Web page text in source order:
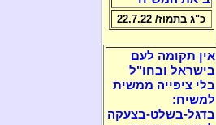
כ"ג בתמוז/ 22.7.22
אין תקומה לעם
בישראל ובחו"ל
בלי ציפייה ממשית
למשיח:
בדגל-בשלט-בצעקה